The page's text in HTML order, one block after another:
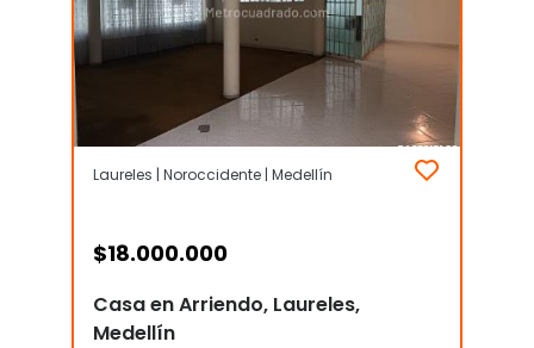
Laureles | Noroccidente | Medellín
$18.000.000
Casa en Arriendo, Laureles,
Medellín